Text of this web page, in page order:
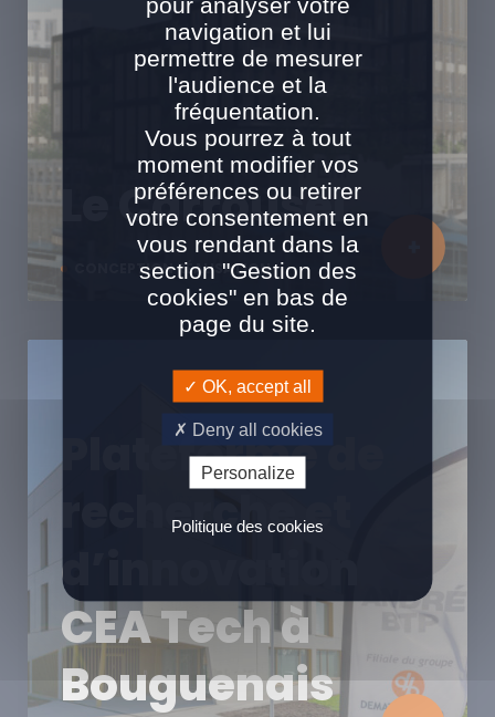
CONCEPTION RÉALISATION
Le Carrousel
Plateforme de
recherche et
d’innovation
CEA Tech à
Bouguenais
navigation et lui
permettre de mesurer
l'audience et la
fréquentation.
Vous pourrez à tout
moment modifier vos
préférences ou retirer
votre consentement en
vous rendant dans la
section "Gestion des
cookies" en bas de
page du site.
OK, accept all
Deny all cookies
Personalize
Politique des cookies